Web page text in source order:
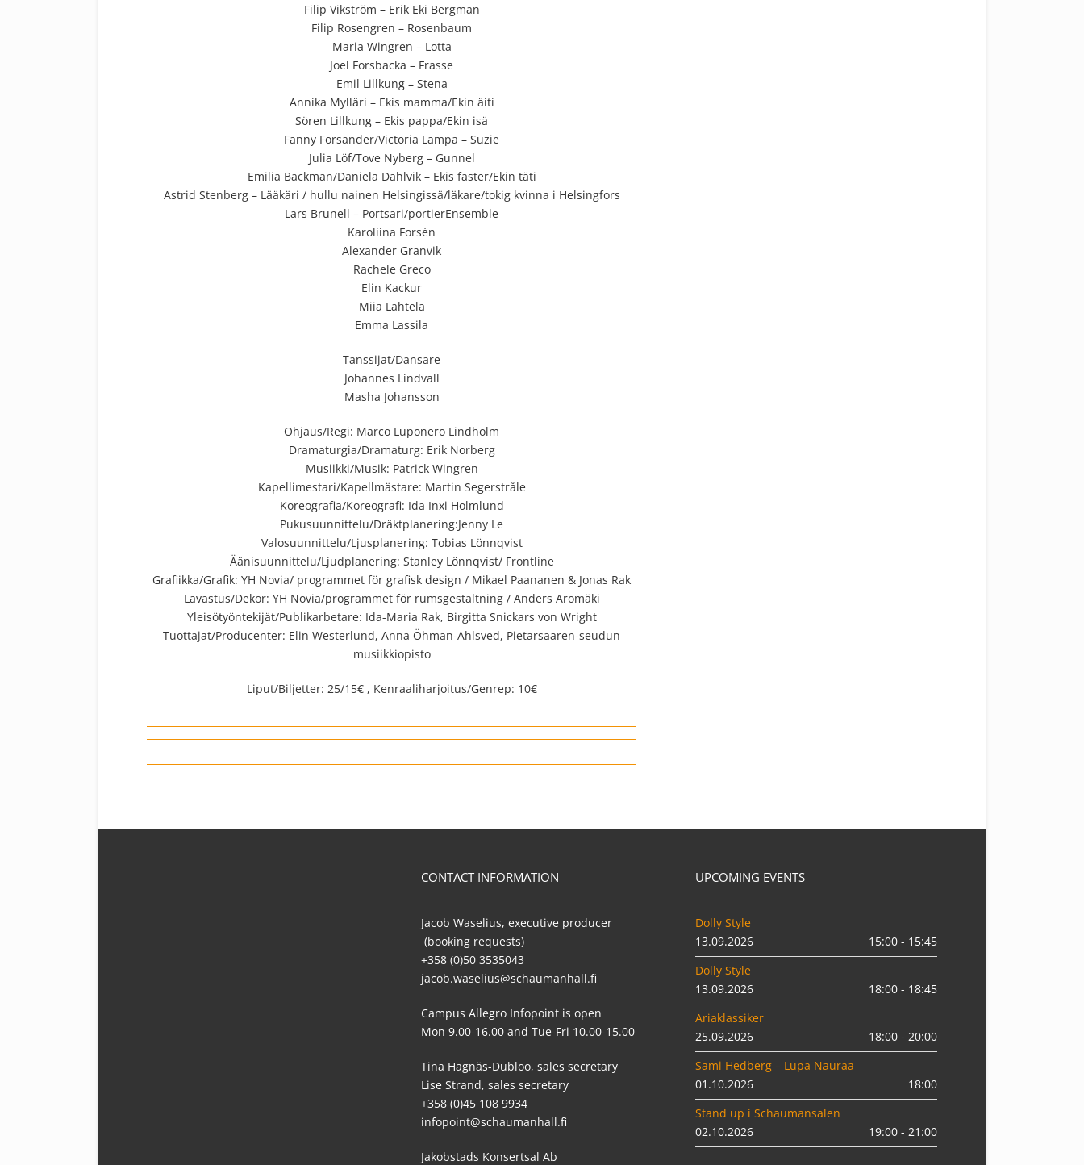
Filip Vikström – Erik Eki Bergman
Filip Rosengren – Rosenbaum
Maria Wingren – Lotta
Joel Forsbacka – Frasse
Emil Lillkung – Stena
Annika Mylläri – Ekis mamma/Ekin äiti
Sören Lillkung – Ekis pappa/Ekin isä
Fanny Forsander/Victoria Lampa – Suzie
Julia Löf/Tove Nyberg – Gunnel
Emilia Backman/Daniela Dahlvik – Ekis faster/Ekin täti
Astrid Stenberg – Lääkäri / hullu nainen Helsingissä/läkare/tokig kvinna i Helsingfors
Lars Brunell – Portsari/portierEnsemble
Karoliina Forsén
Alexander Granvik
Rachele Greco
Elin Kackur
Miia Lahtela
Emma Lassila
Tanssijat/Dansare
Johannes Lindvall
Masha Johansson
Ohjaus/Regi: Marco Luponero Lindholm
Dramaturgia/Dramaturg: Erik Norberg
Musiikki/Musik: Patrick Wingren
Kapellimestari/Kapellmästare: Martin Segerstråle
Koreografia/Koreografi: Ida Inxi Holmlund
Pukusuunnittelu/Dräktplanering:Jenny Le
Valosuunnittelu/Ljusplanering: Tobias Lönnqvist
Äänisuunnittelu/Ljudplanering: Stanley Lönnqvist/ Frontline
Grafiikka/Grafik: YH Novia/ programmet för grafisk design / Mikael Paananen & Jonas Rak
Lavastus/Dekor: YH Novia/programmet för rumsgestaltning / Anders Aromäki
Yleisötyöntekijät/Publikarbetare: Ida-Maria Rak, Birgitta Snickars von Wright
Tuottajat/Producenter: Elin Westerlund, Anna Öhman-Ahlsved, Pietarsaaren-seudun
musiikkiopisto
Liput/Biljetter: 25/15€ , Kenraaliharjoitus/Genrep: 10€
CONTACT INFORMATION
Jacob Waselius, executive producer
(booking requests)
+358 (0)50 3535043
jacob.waselius@schaumanhall.fi
Campus Allegro Infopoint is open
Mon 9.00-16.00 and Tue-Fri 10.00-15.00
Tina Hagnäs-Dubloo, sales secretary
Lise Strand, sales secretary
+358 (0)45 108 9934
infopoint@schaumanhall.fi
Jakobstads Konsertsal Ab
UPCOMING EVENTS
Dolly Style
13.09.2026
15:00 - 15:45
Dolly Style
13.09.2026
18:00 - 18:45
Ariaklassiker
25.09.2026
18:00 - 20:00
Sami Hedberg – Lupa Nauraa
01.10.2026
18:00
Stand up i Schaumansalen
02.10.2026
19:00 - 21:00